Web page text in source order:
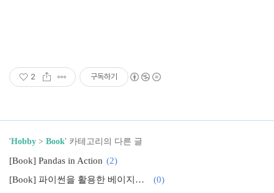
2 구독하기
'Hobby > Book' 카테고리의 다른 글
[Book] Pandas in Action (2)
[Book] 파이썬을 활용한 베이지안 통계
(0)